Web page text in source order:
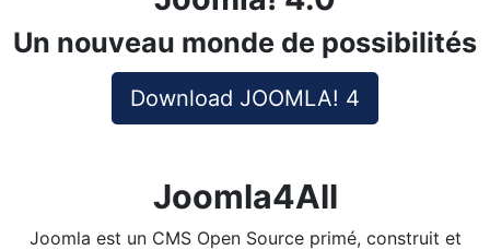
Un nouveau monde de possibilités
Download JOOMLA! 4
Joomla4All
Joomla est un CMS Open Source primé, construit et